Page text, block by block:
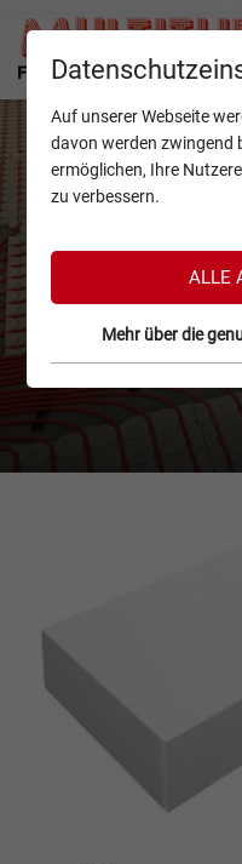
Auf unserer Webseite
davon werden zwingend
ermöglichen, Ihre
zu verbessern.
ALLE
Mehr über die